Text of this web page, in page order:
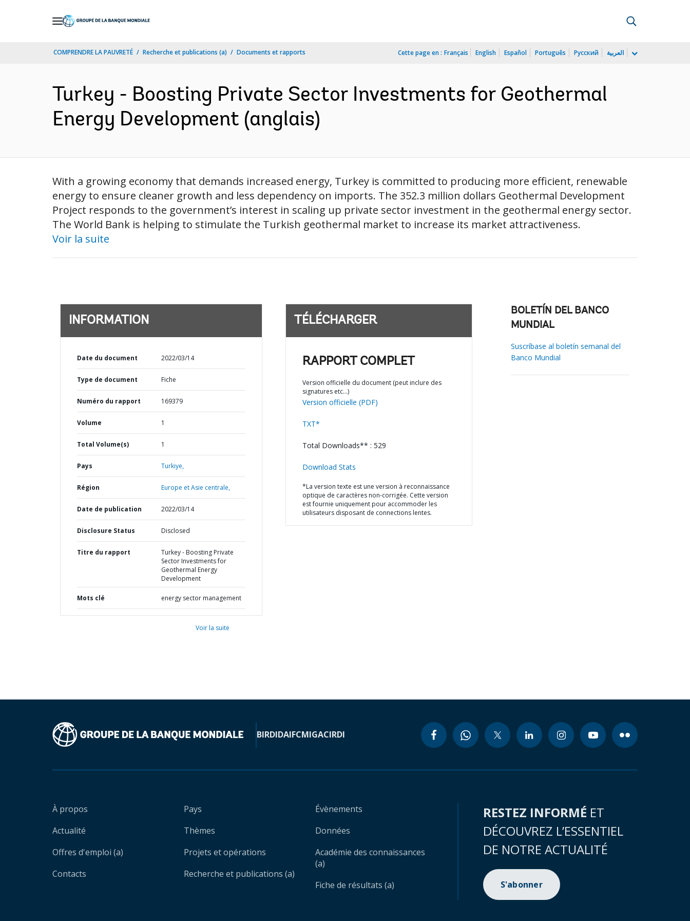
COMPRENDRE LA PAUVRETÉ Recherche et publications (a) Documents et rapports Cette page en : Français English Español Português Русский العربية
Turkey - Boosting Private Sector Investments for Geothermal
Energy Development (anglais)
With a growing economy that demands increased energy, Turkey is committed to producing more efficient, renewable
energy to ensure cleaner growth and less dependency on imports. The 352.3 million dollars Geothermal Development
Project responds to the government’s interest in scaling up private sector investment in the geothermal energy sector.
The World Bank is helping to stimulate the Turkish geothermal market to increase its market attractiveness.
Voir la suite
INFORMATION
Date du document 2022/03/14
Type de document Fiche
Numéro du rapport 169379
Volume 1
Total Volume(s) 1
Pays Turkiye,
Région Europe et Asie centrale,
Date de publication 2022/03/14
Disclosure Status Disclosed
Titre du rapport
Turkey - Boosting Private
Sector Investments for
Geothermal Energy
Development
Mots clé energy sector management
Voir la suite
TÉLÉCHARGER
RAPPORT COMPLET
Version officielle du document (peut inclure des
signatures etc…)
Version officielle (PDF)
TXT*
Total Downloads** : 529
Download Stats
*La version texte est une version à reconnaissance
optique de caractères non-corrigée. Cette version
est fournie uniquement pour accommoder les
utilisateurs disposant de connections lentes.
BOLETÍN DEL BANCO
MUNDIAL
Suscríbase al boletín semanal del
Banco Mundial
BIRDIDAIFCMIGACIRDI
À propos
Actualité
Offres d'emploi (a)
Contacts
Pays
Thèmes
Projets et opérations
Recherche et publications (a)
Évènements
Données
Académie des connaissances
(a)
Fiche de résultats (a)
RESTEZ INFORMÉ ET
DÉCOUVREZ L’ESSENTIEL
DE NOTRE ACTUALITÉ
S'abonner